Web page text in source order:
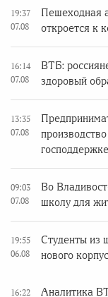
19:37
07.08
Пешеходная
откроется к
16:14
07.08
ВТБ:
здоровый
13:35
07.08
господдержке
09:03
07.08
Во
школу для
19:55
06.08
Студенты из
нового
16:22
Аналитика